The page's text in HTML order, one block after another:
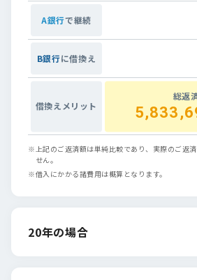
A銀行で継続
B銀行に借換え
借換えメリット
総返
※上記のご返済額は単純比較であり、実際のご返
せん。
※借入にかかる諸費用は概算となります。
20年の場合